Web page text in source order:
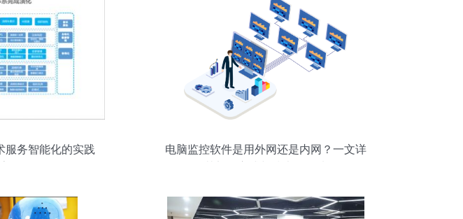
服务智能化的实践
电脑监控软件是用外网还是内网？一文详